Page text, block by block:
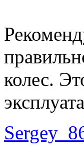
колес.